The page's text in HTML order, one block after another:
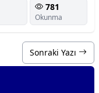
781
Okunma
Sonraki Yazı